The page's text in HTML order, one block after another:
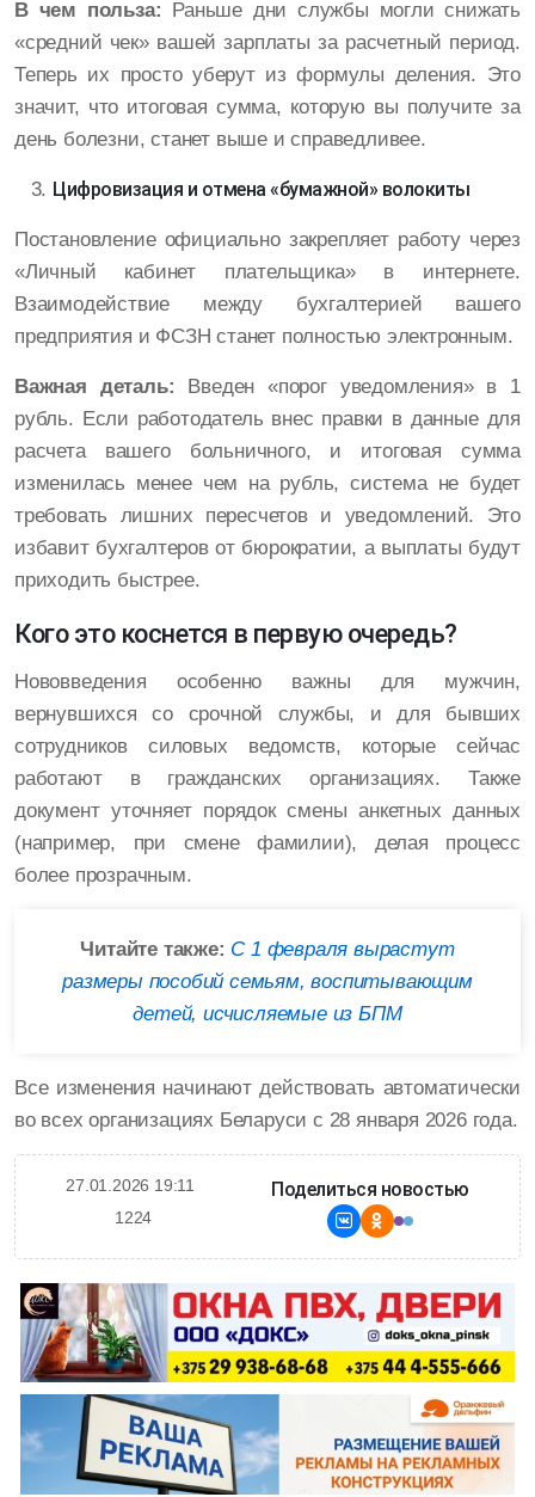
В чем польза: Раньше дни службы могли снижать
«средний чек» вашей зарплаты за расчетный период.
Теперь их просто уберут из формулы деления. Это
значит, что итоговая сумма, которую вы получите за
день болезни, станет выше и справедливее.
Цифровизация и отмена «бумажной» волокиты
Постановление официально закрепляет работу через
«Личный кабинет плательщика» в интернете.
Взаимодействие между бухгалтерией вашего
предприятия и ФСЗН станет полностью электронным.
Важная деталь:
Введен «порог уведомления» в 1
рубль. Если работодатель внес правки в данные для
расчета вашего больничного, и итоговая сумма
изменилась менее чем на рубль, система не будет
требовать лишних пересчетов и уведомлений. Это
избавит бухгалтеров от бюрократии, а выплаты будут
приходить быстрее.
Кого это коснется в первую очередь?
Нововведения особенно важны для мужчин,
вернувшихся со срочной службы, и для бывших
сотрудников силовых ведомств, которые сейчас
работают в гражданских организациях. Также
документ уточняет порядок смены анкетных данных
(например, при смене фамилии), делая процесс
более прозрачным.
Читайте также: С 1 февраля вырастут
размеры пособий семьям, воспитывающим
детей, исчисляемые из БПМ
Все изменения начинают действовать автоматически
во всех организациях Беларуси с 28 января 2026 года.
27.01.2026 19:11
1224
Поделиться новостью